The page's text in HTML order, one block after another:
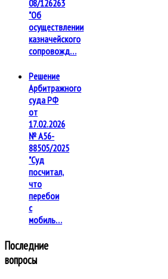
08/126263
"Об
осуществлении
казначейского
сопровожд…
Решение
Арбитражного
суда РФ
от
17.02.2026
№ А56-
88505/2025
"Суд
посчитал,
что
перебои
с
мобиль…
Последние
вопросы